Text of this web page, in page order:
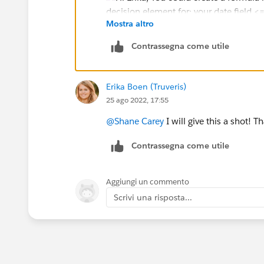
(ignore that that formula say '-27',
Mostra altro
Contrassegna come utile
Erika Boen (Truveris)
25 ago 2022, 17:55
@Shane Carey I will give this a shot!
Contrassegna come utile
Aggiungi un commento
Scrivi una risposta...